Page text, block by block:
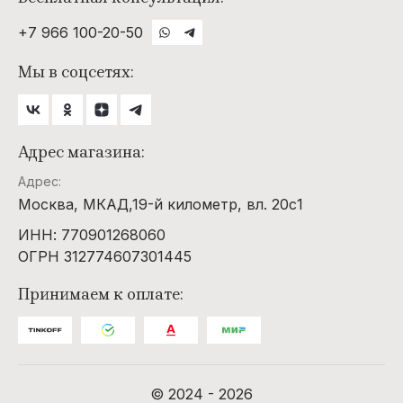
+7 966 100-20-50
Мы в соцсетях:
Адрес магазина:
Адрес:
Москва, МКАД,19-й километр, вл. 20с1
ИНН: 770901268060
ОГРН 312774607301445
Принимаем к оплате:
© 2024 - 2026